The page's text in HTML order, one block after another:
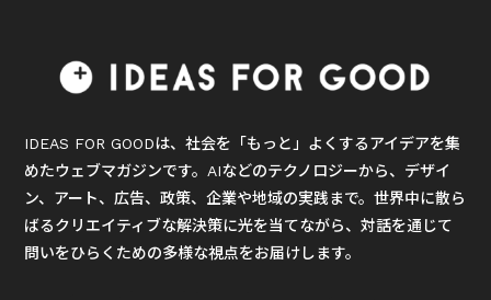
IDEAS FOR GOODは、社会を「もっと」よくするアイデアを集
めたウェブマガジンです。AIなどのテクノロジーから、デザイ
ン、アート、広告、政策、企業や地域の実践まで。世界中に散ら
ばるクリエイティブな解決策に光を当てながら、対話を通じて
問いをひらくための多様な視点をお届けします。